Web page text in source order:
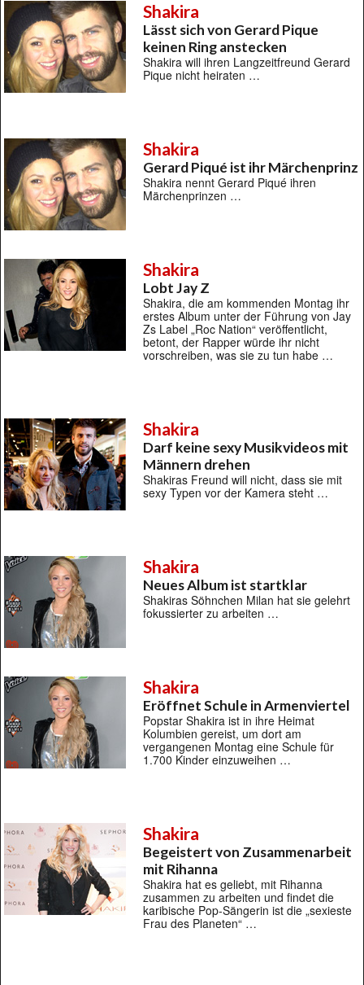
Shakira
Lässt sich von Gerard Pique
keinen Ring anstecken
Shakira will ihren Langzeitfreund Gerard
Pique nicht heiraten …
Shakira
Gerard Piqué ist ihr Märchenprinz
Shakira nennt Gerard Piqué ihren
Märchenprinzen …
Shakira
Lobt Jay Z
Shakira, die am kommenden Montag ihr
erstes Album unter der Führung von Jay
Zs Label „Roc Nation“ veröffentlicht,
betont, der Rapper würde ihr nicht
vorschreiben, was sie zu tun habe …
Shakira
Darf keine sexy Musikvideos mit
Männern drehen
Shakiras Freund will nicht, dass sie mit
sexy Typen vor der Kamera steht …
Shakira
Neues Album ist startklar
Shakiras Söhnchen Milan hat sie gelehrt
fokussierter zu arbeiten …
Shakira
Eröffnet Schule in Armenviertel
Popstar Shakira ist in ihre Heimat
Kolumbien gereist, um dort am
vergangenen Montag eine Schule für
1.700 Kinder einzuweihen …
Shakira
Begeistert von Zusammenarbeit
mit Rihanna
Shakira hat es geliebt, mit Rihanna
zusammen zu arbeiten und findet die
karibische Pop-Sängerin ist die „sexieste
Frau des Planeten“ …